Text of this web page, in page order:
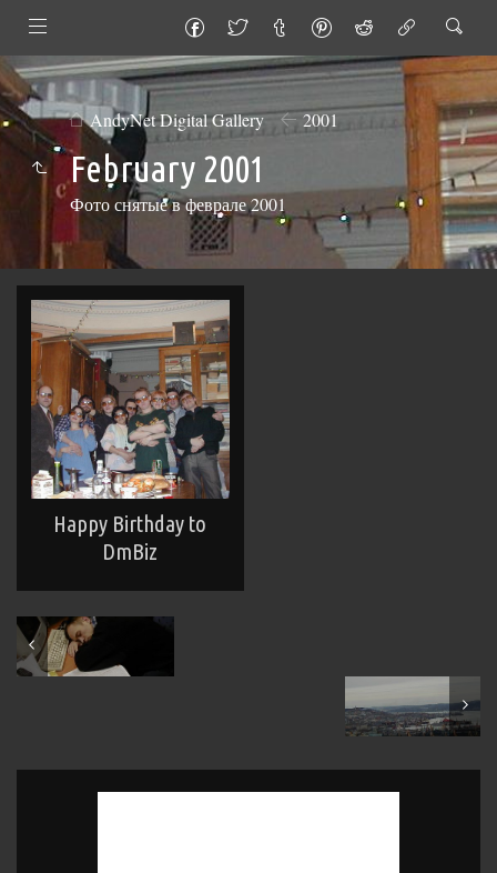
AndyNet Digital Gallery 2001
February 2001
Фото снятые в феврале 2001
Happy Birthday to
DmBiz
January 2001
May 2001